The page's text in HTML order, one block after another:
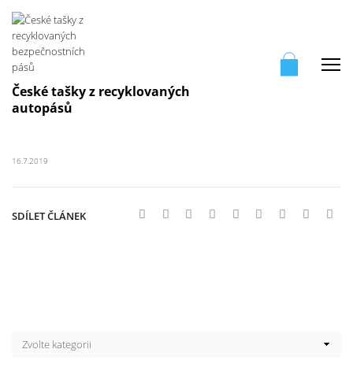
České tašky z recyklovaných
autopásů
16.7.2019
SDÍLET ČLÁNEK